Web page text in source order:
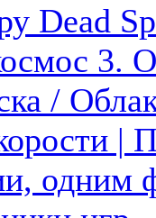
Dead
3.
/
|
одним